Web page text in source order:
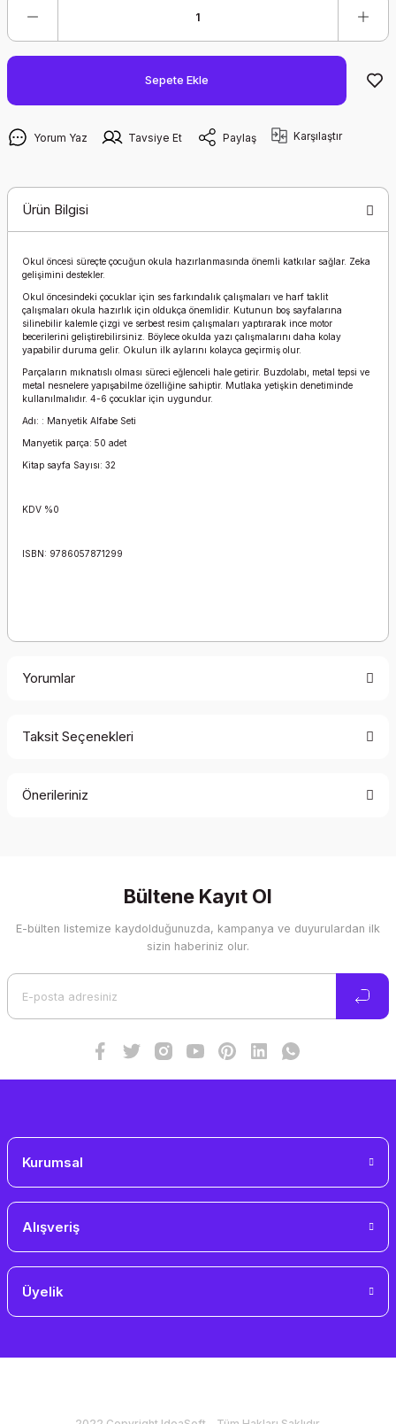
Sepete Ekle
Yorum Yaz Tavsiye Et Paylaş Karşılaştır
Ürün Bilgisi
Okul öncesi süreçte çocuğun okula hazırlanmasında önemli katkılar sağlar. Zeka
gelişimini destekler.
Okul öncesindeki çocuklar için ses farkındalık çalışmaları ve harf taklit
çalışmaları okula hazırlık için oldukça önemlidir. Kutunun boş sayfalarına
silinebilir kalemle çizgi ve serbest resim çalışmaları yaptırarak ince motor
becerilerini geliştirebilirsiniz. Böylece okulda yazı çalışmalarını daha kolay
yapabilir duruma gelir. Okulun ilk aylarını kolayca geçirmiş olur.
Parçaların mıknatıslı olması süreci eğlenceli hale getirir. Buzdolabı, metal tepsi ve
metal nesnelere yapışabilme özelliğine sahiptir. Mutlaka yetişkin denetiminde
kullanılmalıdır. 4-6 çocuklar için uygundur.
Adı: : Manyetik Alfabe Seti
Manyetik parça: 50 adet
Kitap sayfa Sayısı: 32
KDV %0
ISBN: 9786057871299
Yorumlar
Taksit Seçenekleri
Önerileriniz
Görüş ve önerileriniz için teşekkür ederiz.
Ürün resmi kalitesiz, bozuk veya görüntülenemiyor.
Bültene Kayıt Ol
E-bülten listemize kaydolduğunuzda, kampanya ve duyurulardan ilk
sizin haberiniz olur.
Kurumsal
Alışveriş
Üyelik